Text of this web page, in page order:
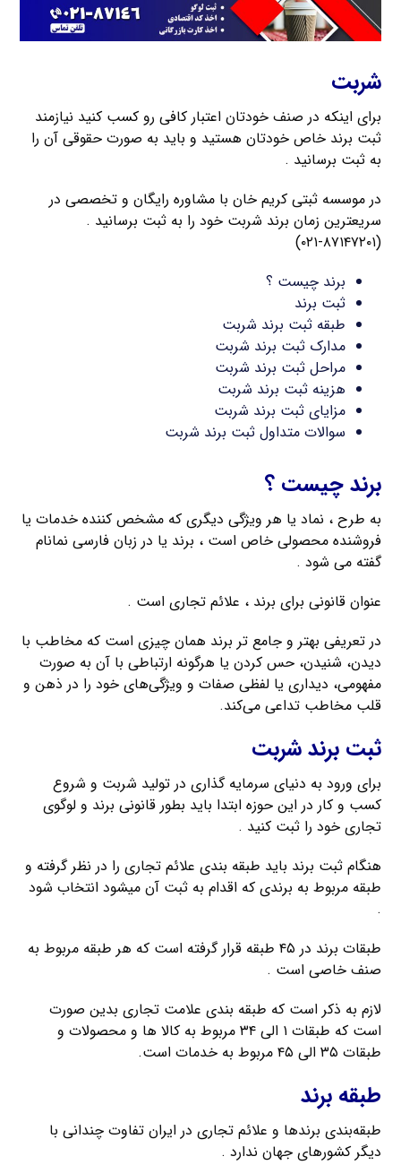
شربت
برای اینکه در صنف خودتان اعتبار کافی رو کسب کنید نیازمند
ثبت برند خاص خودتان هستید و باید به صورت حقوقی آن را
به ثبت برسانید .
در موسسه ثبتی کریم خان با مشاوره رایگان و تخصصی در
سریعترین زمان برند شربت خود را به ثبت برسانید .
(۸۷۱۴۷۲۰۱-۰۲۱)
برند چیست ؟
ثبت برند
طبقه ثبت برند شربت
مدارک ثبت برند شربت
مراحل ثبت برند شربت
هزینه ثبت برند شربت
مزایای ثبت برند شربت
سوالات متداول ثبت برند شربت
برند چیست ؟
به طرح ، نماد یا هر ویژگی دیگری که مشخص کننده خدمات یا
فروشنده محصولی خاص است ، برند یا در زبان فارسی نمانام
گفته می شود .
عنوان قانونی برای برند ، علائم تجاری است .
در تعریفی بهتر و جامع تر برند همان چیزی است که مخاطب با
دیدن، شنیدن، حس کردن یا هرگونه ارتباطی با آن به صورت
مفهومی، دیداری یا لفظی صفات و ویژگی‌های خود را در ذهن و
قلب مخاطب تداعی می‌کند.
ثبت برند شربت
برای ورود به دنیای سرمایه گذاری در تولید شربت و شروع
کسب و کار در این حوزه ابتدا باید بطور قانونی برند و لوگوی
تجاری خود را ثبت کنید .
هنگام ثبت برند باید طبقه بندی علائم تجاری را در نظر گرفته و
طبقه مربوط به برندی که اقدام به ثبت آن میشود انتخاب شود
.
طبقات برند در ۴۵ طبقه قرار گرفته است که هر طبقه مربوط به
صنف خاصی است .
لازم به ذکر است که طبقه بندی علامت تجاری بدین صورت
است که طبقات ۱ الی ۳۴ مربوط به کالا ها و محصولات و
طبقات ۳۵ الی ۴۵ مربوط به خدمات است.
طبقه برند
طبقه‌بندی برندها و علائم تجاری در ایران تفاوت چندانی با
دیگر کشورهای جهان ندارد .